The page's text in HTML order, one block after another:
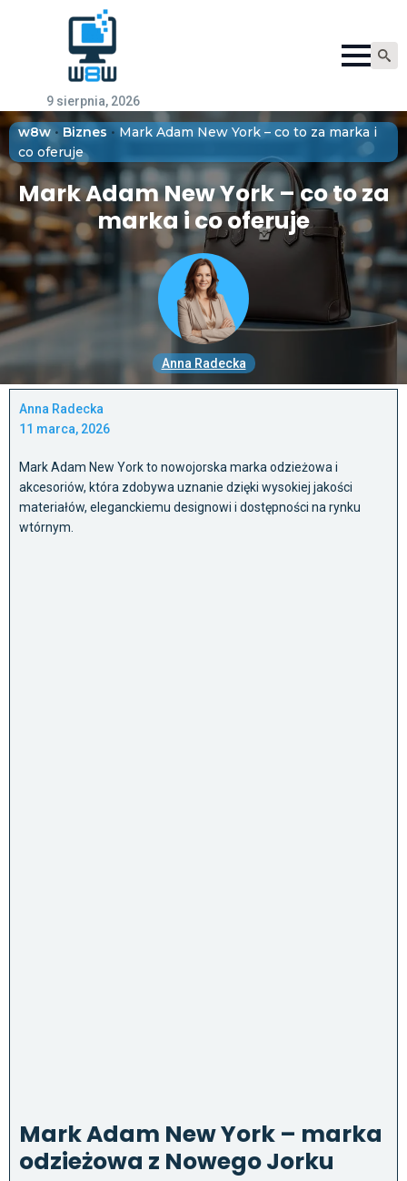
9 sierpnia, 2026
w8w • Biznes • Mark Adam New York – co to za marka i
co oferuje
Mark Adam New York – co to za
marka i co oferuje
Anna Radecka
Anna Radecka
11 marca, 2026
Mark Adam New York to nowojorska marka odzieżowa i
akcesoriów, która zdobywa uznanie dzięki wysokiej jakości
materiałów, eleganckiemu designowi i dostępności na rynku
wtórnym.
Mark Adam New York – marka
odzieżowa z Nowego Jorku